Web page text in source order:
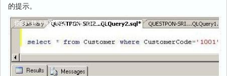
的提示。